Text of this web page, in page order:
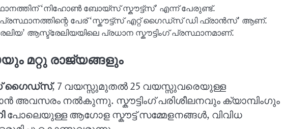
‘നിഹോൺ ബോയ്സ് സ്കൗട്ട്സ്’ എന്ന് പേരുണ്ട്.
പ്രസ്ഥാനത്തിന്റെ പേര് ‘സ്കൗട്ട്‌സ് എറ്റ് ഗൈഡ്സ് ഡി ഫ്രാൻസ്’ ആണ്.
ആസ്ട്രേലിയയിലെ പ്രധാന സ്കൗട്ടിംഗ് പ്രസ്ഥാനമാണ്.
മറ്റു രാജ്യങ്ങളും
ഗൈഡ്സ്, 7 വയസ്സുമുതൽ 25 വയസ്സുവരെയുള്ള
അവസരം നൽകുന്നു. സ്കൗട്ടിംഗ് പരിശീലനവും ക്യാമ്പിംഗും
പോലെയുള്ള ആഗോള സ്കൗട്ട് സമ്മേളനങ്ങൾ, വിവിധ